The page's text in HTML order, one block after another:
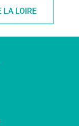
LA LOIRE